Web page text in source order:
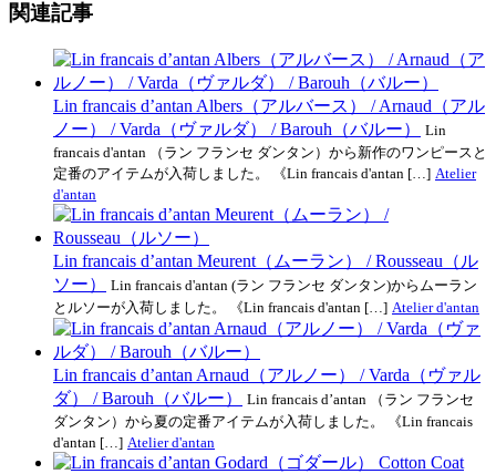
関連記事
Lin francais d’antan Albers（アルバース） / Arnaud（アル
ノー） / Varda（ヴァルダ） / Barouh（バルー）
Lin
francais d'antan （ラン フランセ ダンタン）から新作のワンピースと
定番のアイテムが入荷しました。 《Lin francais d'antan […] Atelier
d'antan
Lin francais d’antan Meurent（ムーラン） / Rousseau（ル
ソー）
Lin francais d'antan (ラン フランセ ダンタン)からムーラン
とルソーが入荷しました。 《Lin francais d'antan […] Atelier d'antan
Lin francais d’antan Arnaud（アルノー） / Varda（ヴァル
ダ） / Barouh（バルー）
Lin francais d’antan （ラン フランセ
ダンタン）から夏の定番アイテムが入荷しました。 《Lin francais
d'antan […] Atelier d'antan